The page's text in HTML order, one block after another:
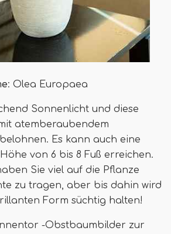
: Olea Europaea
Sonnenlicht und diese
atemberaubendem
Es kann auch eine
von 6 bis 8 Fuß erreichen.
Sie viel auf die Pflanze
zu tragen, aber bis dahin wird
Form süchtig halten!
-Obstbaumbilder zur